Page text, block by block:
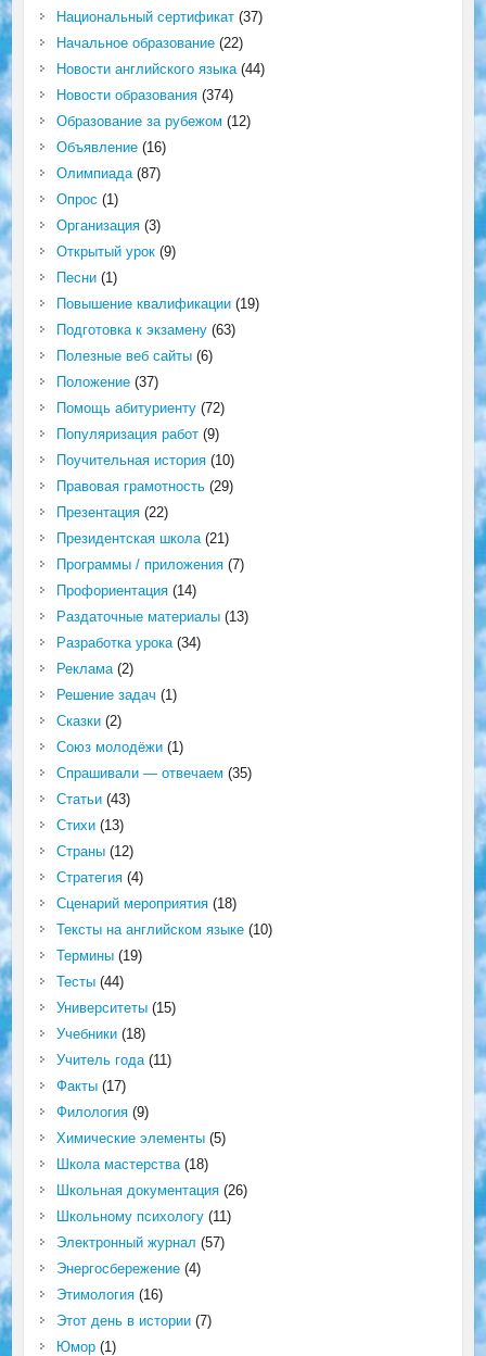
Национальный сертификат(37)
Начальное образование(22)
Новости английского языка(44)
Новости образования(374)
Образование за рубежом (12)
Объявление(16)
Олимпиада(87)
Опрос (1)
Организация(3)
Открытый урок(9)
Песни(1)
Повышение квалификации(19)
Подготовка к экзамену(63)
Полезные веб сайты(6)
Положение(37)
Помощь абитуриенту(72)
Популяризация работ(9)
Поучительная история(10)
Правовая грамотность(29)
Презентация(22)
Президентская школа(21)
Программы / приложения(7)
Профориентация(14)
Раздаточные материалы(13)
Разработка урока(34)
Реклама(2)
Решение задач (1)
Сказки(2)
Союз молодёжи(1)
Спрашивали — отвечаем (35)
Статьи(43)
Стихи(13)
Страны(12)
Стратегия(4)
Сценарий мероприятия(18)
Тексты на английском языке(10)
Термины(19)
Тесты(44)
Университеты(15)
Учебники(18)
Учитель года(11)
Факты(17)
Филология(9)
Химические элементы(5)
Школа мастерства(18)
Школьная документация(26)
Школьному психологу(11)
Электронный журнал (57)
Энергосбережение(4)
Этимология(16)
Этот день в истории(7)
Юмор(1)